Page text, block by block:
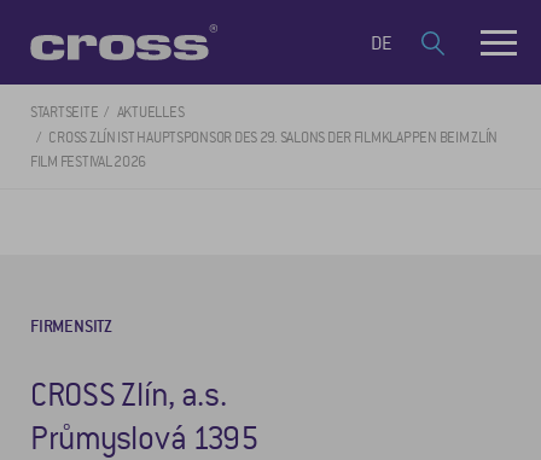
DE
STARTSEITE
AKTUELLES
CROSS ZLÍN IST HAUPTSPONSOR DES 29. SALONS DER FILMKLAPPEN BEIM ZLÍN
FILM FESTIVAL 2026
FIRMENSITZ
CROSS Zlín, a.s.
Průmyslová 1395